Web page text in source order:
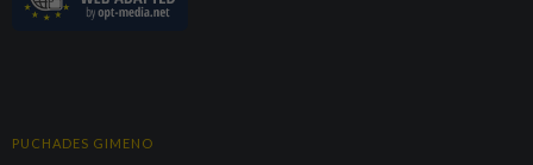
PUCHADES GIMENO